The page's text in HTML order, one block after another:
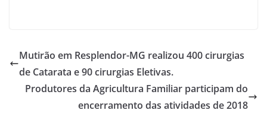
Mutirão em Resplendor-MG realizou 400 cirurgias
de Catarata e 90 cirurgias Eletivas.
Produtores da Agricultura Familiar participam do
encerramento das atividades de 2018